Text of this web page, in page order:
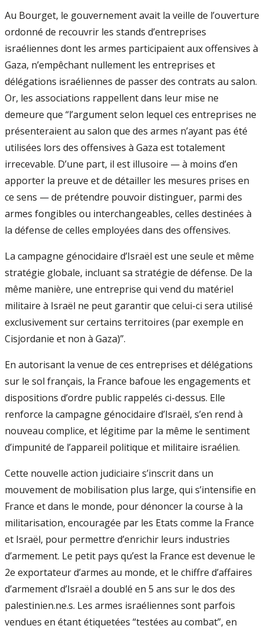
Au Bourget, le gouvernement avait la veille de l’ouverture
ordonné de recouvrir les stands d’entreprises
israéliennes dont les armes participaient aux offensives à
Gaza, n’empêchant nullement les entreprises et
délégations israéliennes de passer des contrats au salon.
Or, les associations rappellent dans leur mise ne
demeure que “l’argument selon lequel ces entreprises ne
présenteraient au salon que des armes n’ayant pas été
utilisées lors des offensives à Gaza est totalement
irrecevable. D’une part, il est illusoire — à moins d’en
apporter la preuve et de détailler les mesures prises en
ce sens — de prétendre pouvoir distinguer, parmi des
armes fongibles ou interchangeables, celles destinées à
la défense de celles employées dans des offensives.
La campagne génocidaire d’Israël est une seule et même
stratégie globale, incluant sa stratégie de défense. De la
même manière, une entreprise qui vend du matériel
militaire à Israël ne peut garantir que celui-ci sera utilisé
exclusivement sur certains territoires (par exemple en
Cisjordanie et non à Gaza)”.
En autorisant la venue de ces entreprises et délégations
sur le sol français, la France bafoue les engagements et
dispositions d’ordre public rappelés ci-dessus. Elle
renforce la campagne génocidaire d’Israël, s’en rend à
nouveau complice, et légitime par la même le sentiment
d’impunité de l’appareil politique et militaire israélien.
Cette nouvelle action judiciaire s’inscrit dans un
mouvement de mobilisation plus large, qui s’intensifie en
France et dans le monde, pour dénoncer la course à la
militarisation, encouragée par les Etats comme la France
et Israël, pour permettre d’enrichir leurs industries
d’armement. Le petit pays qu’est la France est devenue le
2e exportateur d’armes au monde, et le chiffre d’affaires
d’armement d’Israël a doublé en 5 ans sur le dos des
palestinien.ne.s. Les armes israéliennes sont parfois
vendues en étant étiquetées “testées au combat”, en